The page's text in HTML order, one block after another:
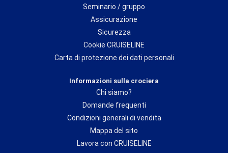
Seminario / gruppo
Assicurazione
Sicurezza
Cookie CRUISELINE
Carta di protezione dei dati personali
Informazioni sulla crociera
Chi siamo?
Domande frequenti
Condizioni generali di vendita
Mappa del sito
Lavora con CRUISELINE